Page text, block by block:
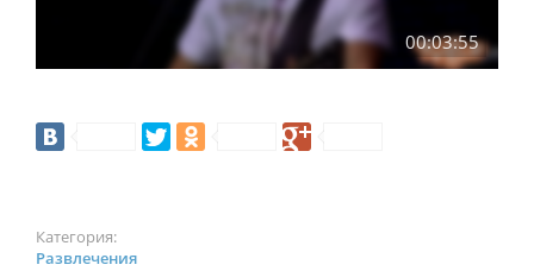
00:03:55
Категория:
Развлечения